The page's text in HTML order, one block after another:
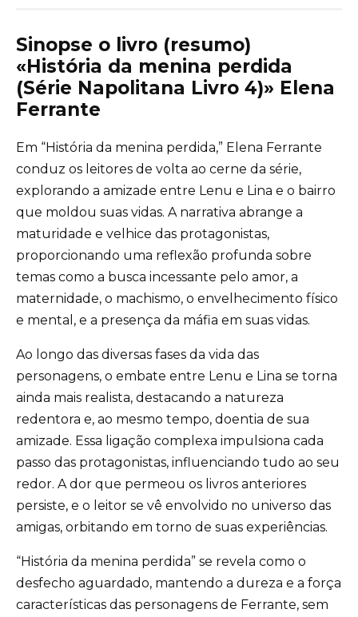
Sinopse o livro (resumo)
«História da menina perdida
(Série Napolitana Livro 4)» Elena
Ferrante
Em “História da menina perdida,” Elena Ferrante
conduz os leitores de volta ao cerne da série,
explorando a amizade entre Lenu e Lina e o bairro
que moldou suas vidas. A narrativa abrange a
maturidade e velhice das protagonistas,
proporcionando uma reflexão profunda sobre
temas como a busca incessante pelo amor, a
maternidade, o machismo, o envelhecimento físico
e mental, e a presença da máfia em suas vidas.
Ao longo das diversas fases da vida das
personagens, o embate entre Lenu e Lina se torna
ainda mais realista, destacando a natureza
redentora e, ao mesmo tempo, doentia de sua
amizade. Essa ligação complexa impulsiona cada
passo das protagonistas, influenciando tudo ao seu
redor. A dor que permeou os livros anteriores
persiste, e o leitor se vê envolvido no universo das
amigas, orbitando em torno de suas experiências.
“História da menina perdida” se revela como o
desfecho aguardado, mantendo a dureza e a força
características das personagens de Ferrante, sem